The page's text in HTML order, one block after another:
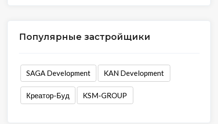
Популярные застройщики
SAGA Development KAN Development
Креатор-Буд KSM-GROUP